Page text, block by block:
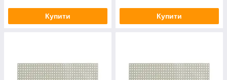
Купити Купити